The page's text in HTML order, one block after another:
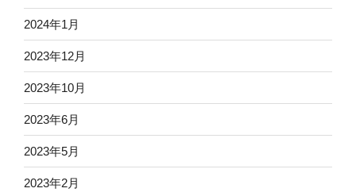
2024年1月
2023年12月
2023年10月
2023年6月
2023年5月
2023年2月